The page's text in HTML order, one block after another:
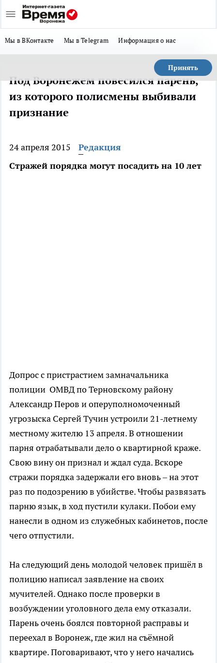
Мы в ВКонтакте Мы в Telegram Информация о нас
Принять
Под Воронежем повесился парень,
из которого полисмены выбивали
признание
24 апреля 2015
Редакция
Стражей порядка могут посадить на 10 лет
Допрос с пристрастием замначальника
полиции ОМВД по Терновскому району
Александр Перов и оперуполномоченный
угрозыска Сергей Тучин устроили 21-летнему
местному жителю 13 апреля. В отношении
парня отрабатывали дело о квартирной краже.
Свою вину он признал и ждал суда. Вскоре
стражи порядка задержали его вновь – на этот
раз по подозрению в убийстве. Чтобы развязать
парню язык, в ход пустили кулаки. Побои ему
нанесли в одном из служебных кабинетов, после
чего отпустили.
На следующий день молодой человек пришёл в
полицию написал заявление на своих
мучителей. Однако после проверки в
возбуждении уголовного дела ему отказали.
Парень очень боялся повторной расправы и
переехал в Воронеж, где жил на съёмной
квартире. Поговаривают, что у него начались